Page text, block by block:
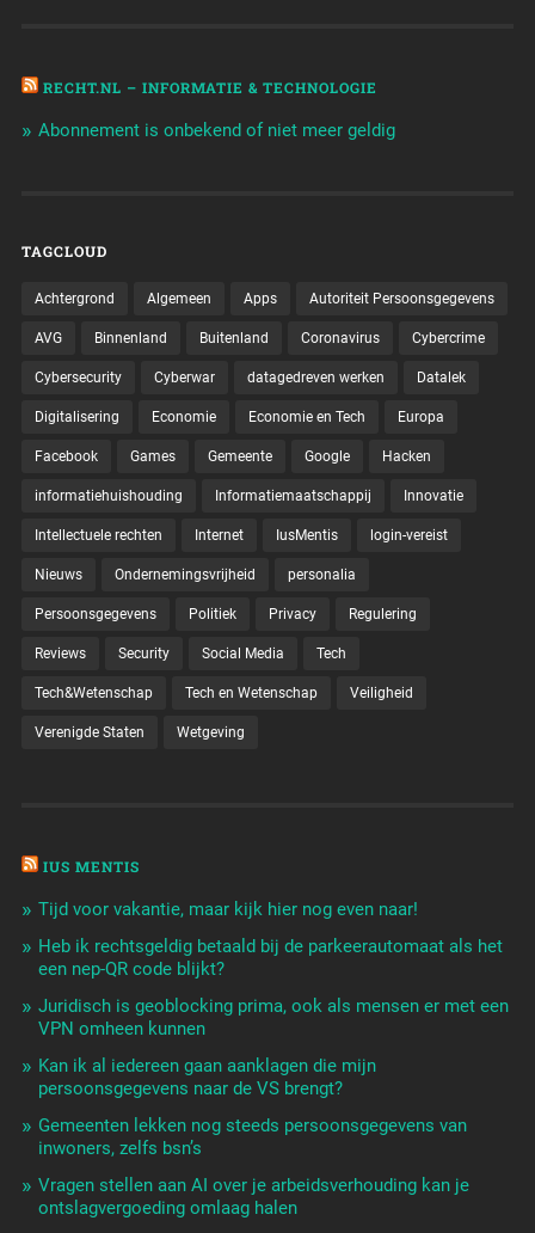
RECHT.NL – INFORMATIE & TECHNOLOGIE
Abonnement is onbekend of niet meer geldig
TAGCLOUD
Achtergrond Algemeen Apps Autoriteit Persoonsgegevens
AVG Binnenland Buitenland Coronavirus Cybercrime
Cybersecurity Cyberwar datagedreven werken Datalek
Digitalisering Economie Economie en Tech Europa
Facebook Games Gemeente Google Hacken
informatiehuishouding Informatiemaatschappij Innovatie
Intellectuele rechten Internet IusMentis login-vereist
Nieuws Ondernemingsvrijheid personalia
Persoonsgegevens Politiek Privacy Regulering
Reviews Security Social Media Tech
Tech&Wetenschap Tech en Wetenschap Veiligheid
Verenigde Staten Wetgeving
IUS MENTIS
Tijd voor vakantie, maar kijk hier nog even naar!
Heb ik rechtsgeldig betaald bij de parkeerautomaat als het
een nep-QR code blijkt?
Juridisch is geoblocking prima, ook als mensen er met een
VPN omheen kunnen
Kan ik al iedereen gaan aanklagen die mijn
persoonsgegevens naar de VS brengt?
Gemeenten lekken nog steeds persoonsgegevens van
inwoners, zelfs bsn’s
Vragen stellen aan AI over je arbeidsverhouding kan je
ontslagvergoeding omlaag halen